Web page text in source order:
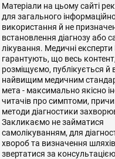
Матеріали на цьому сайті
для загального
використання й не
встановлення діагнозу або
лікування. Медичні експерти
гарантують, що весь
розміщуємо, публікується й
найвищим медичним
мета - максимально якісно
читачів про симптоми,
методи діагностики
Закликаємо не займатися
самолікуванням, для
хвороб та визначення
звертатися за консультацією